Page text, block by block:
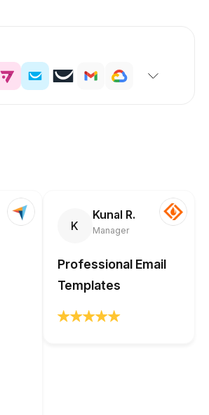
K
Kunal R.
Manager
Professional Email
Templates